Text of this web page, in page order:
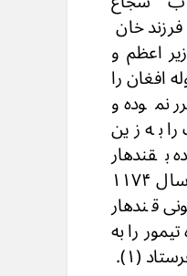
خان
اعظم و
افغان را
نموده و
به زین
بقندهار
آمد. و در همین سال ۱۱۷۴
قندهار
را به
(۱).